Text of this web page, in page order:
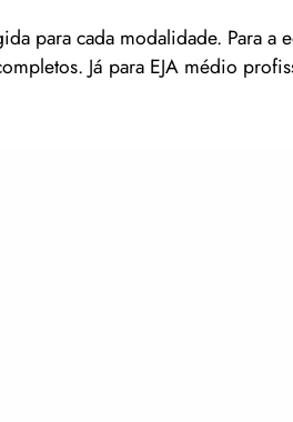
para cada modalidade. Para a
Já para EJA médio